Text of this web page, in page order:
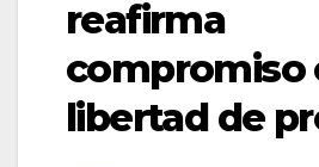
reafirma
compromiso
libertad de